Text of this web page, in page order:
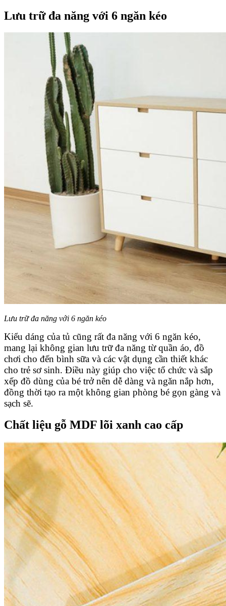
Lưu trữ đa năng với 6 ngăn kéo
Lưu trữ đa năng với 6 ngăn kéo
Kiểu dáng của tủ cũng rất đa năng với 6 ngăn kéo,
mang lại không gian lưu trữ đa năng từ quần áo, đồ
chơi cho đến bình sữa và các vật dụng cần thiết khác
cho trẻ sơ sinh. Điều này giúp cho việc tổ chức và sắp
xếp đồ dùng của bé trở nên dễ dàng và ngăn nắp hơn,
đồng thời tạo ra một không gian phòng bé gọn gàng và
sạch sẽ.
Chất liệu gỗ MDF lõi xanh cao cấp